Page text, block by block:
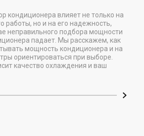
кондиционера влияет не только на
работы, но и на его надежность,
неправильного подбора мощности
падает. Мы расскажем, как
мощность кондиционера и на
ориентироваться при выборе.
качество охлаждения и ваш